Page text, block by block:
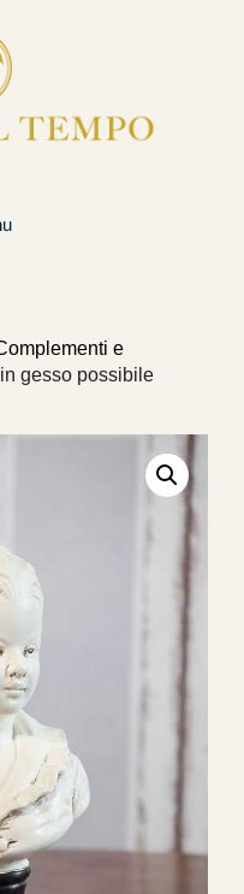
e
gesso possibile